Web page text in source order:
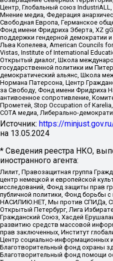
Центр, Глобальный союз
Мнение медиа, Федерация
Свободная Европа, Германское
Фонд имени Фридриха Эберта, XZ
поддержки гендерной демократии
Льва Копелева, American Councils
Vistas, Institute of International
Открытый диалог, Школа
государственной политики им
демократический альянс, Школа
Нормана Патерсона, Центр
за Свободу, Фонд имени Фридриха
антивоенное сопротивление,
Прометей, Stop Occupation of
СОТА медиа, Либерально-
Источник: https://
на 13.05.2024
* Сведения реестра НКО,
иностранного агента:
Лилит, Правозащитная группа
центр немецкой и европейской
исследований, Фонд защиты прав
публичной политики, Фонд борьбы
НАСИЛИЮ.НЕТ, Мы против СПИДа,
Открытый Петербург, Лига
Гражданский Союз, Хасдей
развитию средств массовой
прав заключенных, Институт
Центр социально-информационных
Благотворительный фонд охраны
Благотворительный фонд помощи